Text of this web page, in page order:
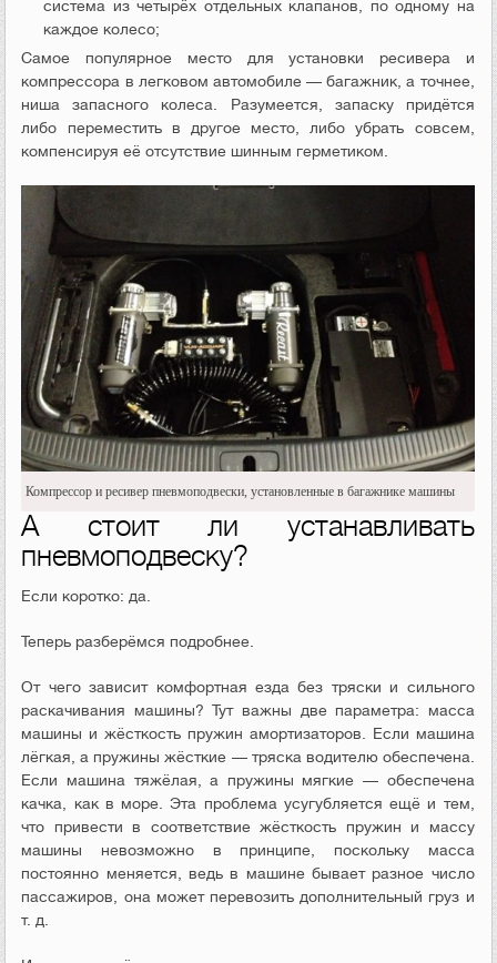
система из четырёх отдельных клапанов, по одному на
каждое колесо;
Самое популярное место для установки ресивера и
компрессора в легковом автомобиле — багажник, а точнее,
ниша запасного колеса. Разумеется, запаску придётся
либо переместить в другое место, либо убрать совсем,
компенсируя её отсутствие шинным герметиком.
Компрессор и ресивер пневмоподвески, установленные в багажнике машины
А стоит ли устанавливать
пневмоподвеску?
Если коротко: да.
Теперь разберёмся подробнее.
От чего зависит комфортная езда без тряски и сильного
раскачивания машины? Тут важны две параметра: масса
машины и жёсткость пружин амортизаторов. Если машина
лёгкая, а пружины жёсткие — тряска водителю обеспечена.
Если машина тяжёлая, а пружины мягкие — обеспечена
качка, как в море. Эта проблема усугубляется ещё и тем,
что привести в соответствие жёсткость пружин и массу
машины невозможно в принципе, поскольку масса
постоянно меняется, ведь в машине бывает разное число
пассажиров, она может перевозить дополнительный груз и
т. д.